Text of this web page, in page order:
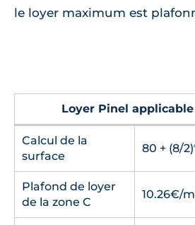
le loyer maximum est
Loyer Pinel applicable
Calcul de la
surface
80 + (8/
Plafond de loyer
de la zone C
10.26€/